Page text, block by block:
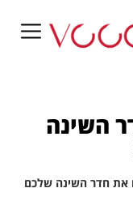
השינה
את חדר השינה שלכם